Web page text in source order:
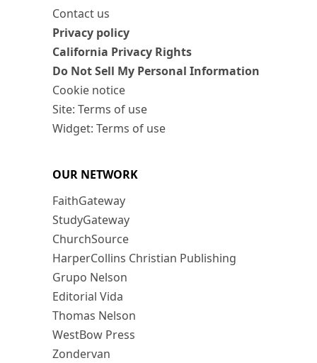
Contact us
Privacy policy
California Privacy Rights
Do Not Sell My Personal Information
Cookie notice
Site: Terms of use
Widget: Terms of use
OUR NETWORK
FaithGateway
StudyGateway
ChurchSource
HarperCollins Christian Publishing
Grupo Nelson
Editorial Vida
Thomas Nelson
WestBow Press
Zondervan